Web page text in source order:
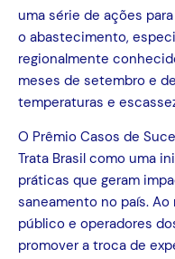
uma série de ações
o abastecimento,
regionalmente
meses de setembro e
temperaturas e
O Prêmio Casos de
Trata Brasil como uma
práticas que geram
saneamento no país.
público e operadores
promover a troca de